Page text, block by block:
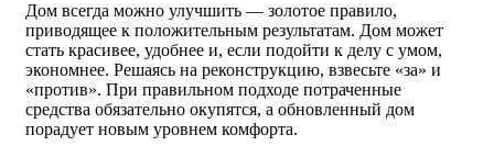
Дом всегда можно улучшить — золотое правило,
приводящее к положительным результатам. Дом может
стать красивее, удобнее и, если подойти к делу с умом,
экономнее. Решаясь на реконструкцию, взвесьте «за» и
«против». При правильном подходе потраченные
средства обязательно окупятся, а обновленный дом
порадует новым уровнем комфорта.